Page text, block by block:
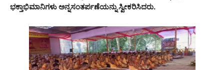
ಭಕ್ತಾಭಿಮಾನಿಗಳು ಅನ್ನಸಂತರ್ಪಣೆಯನ್ನು ಸ್ವೀಕರಿಸಿದರು.